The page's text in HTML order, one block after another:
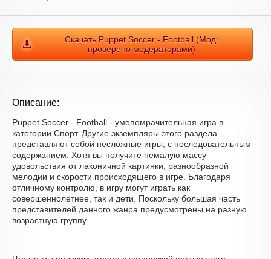
Скачать Puppet Soccer - Football (Мод:
проверено модераторами)
Описание:
Puppet Soccer - Football - умопомрачительная игра в
категории Спорт. Другие экземпляры этого раздела
представляют собой несложные игры, с последовательным
содержанием. Хотя вы получите немалую массу
удовольствия от лаконичной картинки, разнообразной
мелодии и скорости происходящего в игре. Благодаря
отличному контролю, в игру могут играть как
совершеннолетнее, так и дети. Поскольку большая часть
представителей данного жанра предусмотрены на разную
возрастную группу.